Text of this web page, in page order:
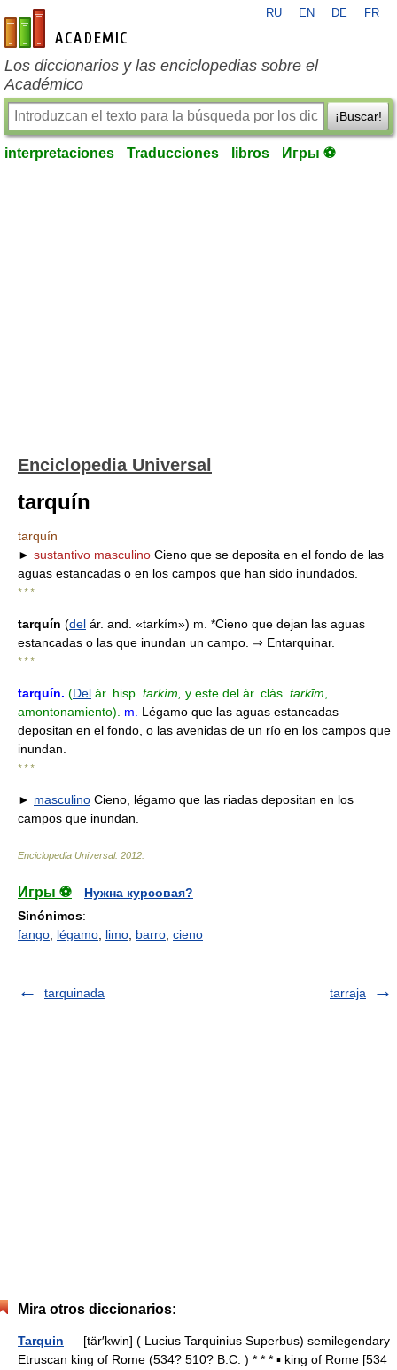
es-academic.com
RU EN DE FR
Los diccionarios y las enciclopedias sobre el
Académico
¡Buscar!
interpretaciones Traducciones libros Игры ⚽
Enciclopedia Universal
tarquín
tarquín
► sustantivo masculino Cieno que se deposita en el fondo de las
aguas estancadas o en los campos que han sido inundados.
* * *
tarquín (del ár. and. «tarkím») m. *Cieno que dejan las aguas
estancadas o las que inundan un campo. ⇒ Entarquinar.
* * *
tarquín. (Del ár. hisp. tarkím, y este del ár. clás. tarkīm
amontonamiento).
m.
Légamo que las aguas estancadas
depositan en el fondo, o las avenidas de un río en los campos que
inundan.
* * *
► masculino Cieno, légamo que las riadas depositan en los
campos que inundan.
Enciclopedia Universal. 2012
Игры ⚽
Нужна курсовая?
Sinónimos:
fango légamo limo barro cieno
tarquinada tarraja
Mira otros diccionarios:
Tarquin — [tär′kwin] ( Lucius Tarquinius Superbus) semilegendary
Etruscan king of Rome (534? 510? B.C. ) * * * ▪ king of Rome [534